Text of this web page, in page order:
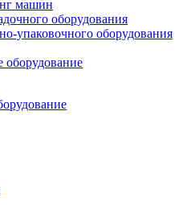
машин
оборудования
упаковочного оборудования
оборудование